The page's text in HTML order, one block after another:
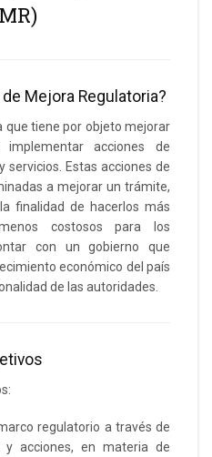
Mejora Regulatoria?
que tiene por objeto mejorar
acciones de
Estas acciones de
a mejorar un trámite,
finalidad de hacerlos más
costosos para los
con un gobierno que
económico del país
de las autoridades.
regulatorio a través de
y acciones, en materia de